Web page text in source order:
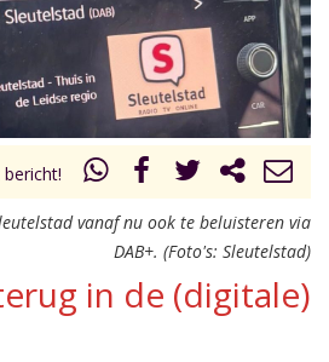
bericht!
vanaf nu ook te beluisteren via
DAB+. (Foto's: Sleutelstad)
in de (digitale)